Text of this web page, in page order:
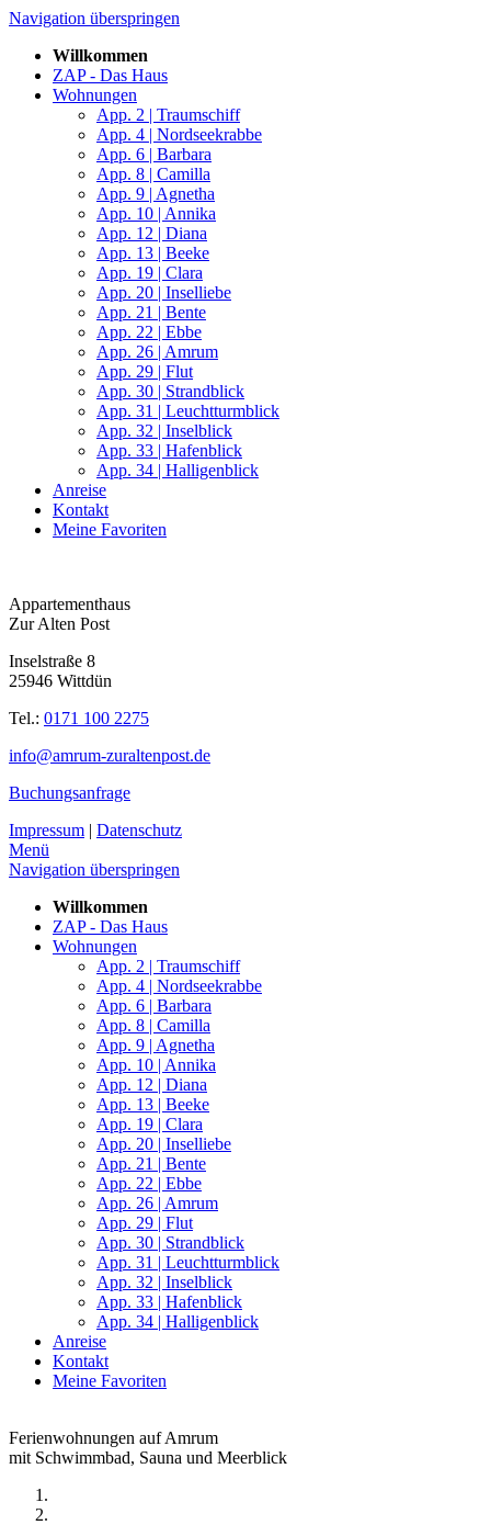
Navigation überspringen
Willkommen
ZAP - Das Haus
Wohnungen
App. 2 | Traumschiff
App. 4 | Nordseekrabbe
App. 6 | Barbara
App. 8 | Camilla
App. 9 | Agnetha
App. 10 | Annika
App. 12 | Diana
App. 13 | Beeke
App. 19 | Clara
App. 20 | Inselliebe
App. 21 | Bente
App. 22 | Ebbe
App. 26 | Amrum
App. 29 | Flut
App. 30 | Strandblick
App. 31 | Leuchtturmblick
App. 32 | Inselblick
App. 33 | Hafenblick
App. 34 | Halligenblick
Anreise
Kontakt
Meine Favoriten
Appartementhaus
Zur Alten Post
Inselstraße 8
25946 Wittdün
Tel.: 0171 100 2275
info@amrum-zuraltenpost.de
Buchungsanfrage
Impressum | Datenschutz
Menü
Navigation überspringen
Willkommen
ZAP - Das Haus
Wohnungen
App. 2 | Traumschiff
App. 4 | Nordseekrabbe
App. 6 | Barbara
App. 8 | Camilla
App. 9 | Agnetha
App. 10 | Annika
App. 12 | Diana
App. 13 | Beeke
App. 19 | Clara
App. 20 | Inselliebe
App. 21 | Bente
App. 22 | Ebbe
App. 26 | Amrum
App. 29 | Flut
App. 30 | Strandblick
App. 31 | Leuchtturmblick
App. 32 | Inselblick
App. 33 | Hafenblick
App. 34 | Halligenblick
Anreise
Kontakt
Meine Favoriten
Ferienwohnungen auf Amrum
mit Schwimmbad, Sauna und Meerblick